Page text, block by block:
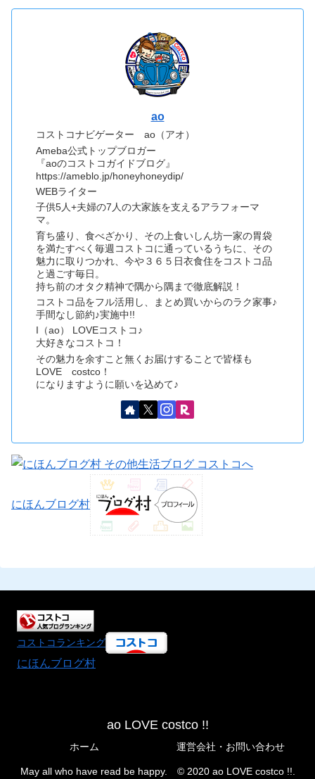
ao
コストコナビゲーター ao（アオ）
Ameba公式トップブロガー
『aoのコストコガイドブログ』
https://ameblo.jp/honeyhoneydip/
WEBライター
子供5人+夫婦の7人の大家族を支えるアラフォーマ
マ。
育ち盛り、食べざかり、その上食いしん坊一家の胃袋
を満たすべく毎週コストコに通っているうちに、その
魅力に取りつかれ、今や３６５日衣食住をコストコ品
と過ごす毎日。
持ち前のオタク精神で隅から隅まで徹底解説！
コストコ品をフル活用し、まとめ買いからのラク家事♪
手間なし節約♪実施中!!
I（ao） LOVEコストコ♪
大好きなコストコ！
その魅力を余すこと無くお届けすることで皆様も
LOVE costco！
になりますように願いを込めて♪
にほんブログ村
コストコランキング
にほんブログ村
ao LOVE costco !!
ホーム 運営会社・お問い合わせ
May all who have read be happy. © 2020 ao LOVE costco !!.